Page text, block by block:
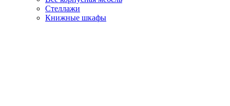
Стеллажи
Книжные шкафы